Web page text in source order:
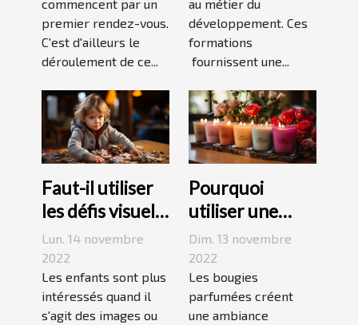
commencent par un
premier rendez-vous.
C'est d'ailleurs le
déroulement de ce...
au métier du
développement. Ces
formations
fournissent une...
Faut-il utiliser
les défis visuels
pour enseigner
aux enfants ?
Lun. 14 novembre
2022
Les enfants sont plus
intéressés quand il
s'agit des images ou
Pourquoi
utiliser une
bougie
parfumée?
Dim. 13 novembre
2022
Les bougies
parfumées créent
une ambiance